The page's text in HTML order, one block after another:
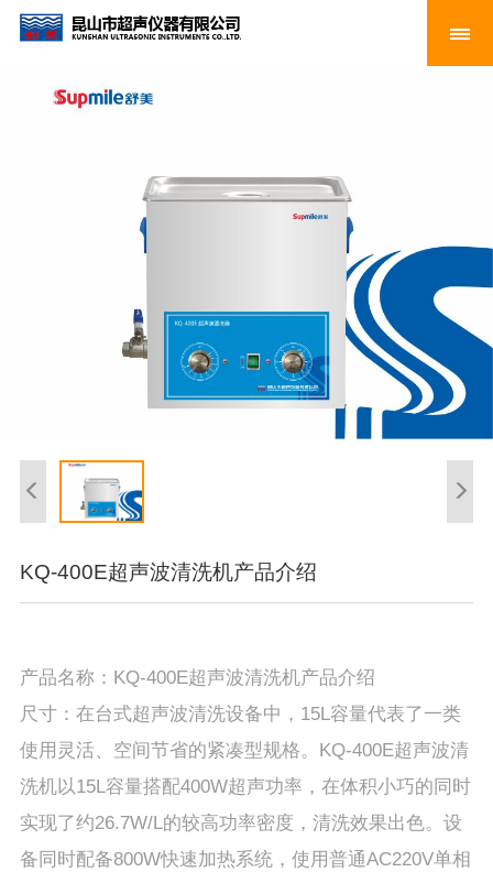
KQ-400E超声波清洗机产品介绍
产品名称：KQ-400E超声波清洗机产品介绍
尺寸：在台式超声波清洗设备中，15L容量代表了一类
使用灵活、空间节省的紧凑型规格。KQ-400E超声波清
洗机以15L容量搭配400W超声功率，在体积小巧的同时
实现了约26.7W/L的较高功率密度，清洗效果出色。设
备同时配备800W快速加热系统，使用普通AC220V单相